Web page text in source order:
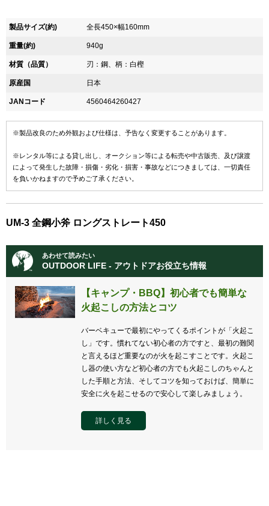
製品サイズ(約) 全長450×幅160mm
重量(約) 940g
材質（品質） 刃：鋼、柄：白樫
原産国 日本
JANコード 4560464260427
※製品改良のため外観および仕様は、予告なく変更することがあります。
※レンタル等による貸し出し、オークション等による転売や中古販売、及び譲渡
によって発生した故障・損傷・劣化・損害・事故などにつきましては、一切責任
を負いかねますので予めご了承ください。
UM-3 全鋼小斧 ロングストレート450
あわせて読みたい
OUTDOOR LIFE - アウトドアお役立ち情報
【キャンプ・BBQ】初心者でも簡単な
火起こしの方法とコツ
バーベキューで最初にやってくるポイントが「火起こ
し」です。慣れてない初心者の方ですと、最初の難関
と言えるほど重要なのが火を起こすことです。火起こ
し器の使い方など初心者の方でも火起こしのちゃんと
した手順と方法、そしてコツを知っておけば、簡単に
安全に火を起こせるので安心して楽しみましょう。
詳しく見る